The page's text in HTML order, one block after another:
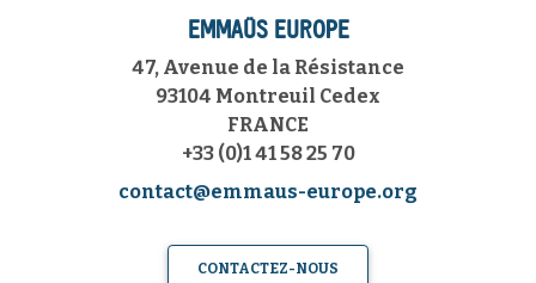
EMMAÜS EUROPE
47, Avenue de la Résistance
93104 Montreuil Cedex
FRANCE
+33 (0)1 41 58 25 70
contact@emmaus-europe.org
CONTACTEZ-NOUS